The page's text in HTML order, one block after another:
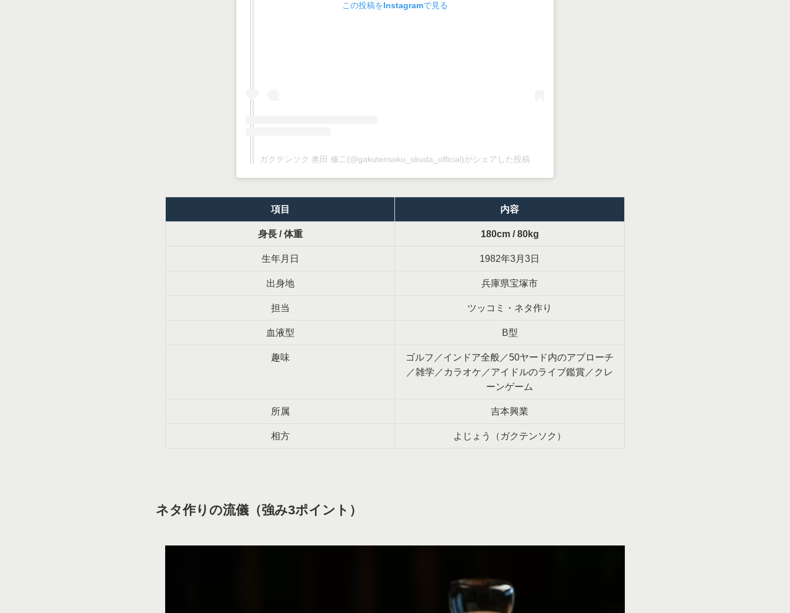
この投稿をInstagramで見る
ガクテンソク 奥田 修二(@gakutensoku_okuda_official)がシェアした投稿
項目 内容
身長 / 体重 180cm / 80kg
生年月日 1982年3月3日
出身地 兵庫県宝塚市
担当 ツッコミ・ネタ作り
血液型 B型
趣味
ゴルフ／インドア全般／50ヤード内のアプローチ
／雑学／カラオケ／アイドルのライブ鑑賞／クレ
ーンゲーム
所属 吉本興業
相方 よじょう（ガクテンソク）
ネタ作りの流儀（強み3ポイント）